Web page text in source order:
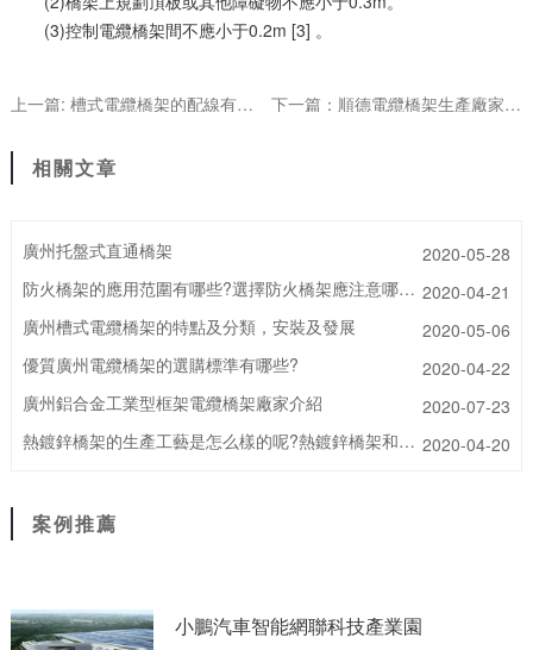
(3)控制電纜橋架間不應小于0.2m [3] 。
上一篇: 槽式電纜橋架的配線有什么要求?安裝過程中需要哪些防護呢? 下一篇：順德電纜橋架生產廠家抗震支架商需要滿足哪些要求呢?
相關文章
廣州托盤式直通橋架
2020-05-28
防火橋架的應用范圍有哪些?選擇防火橋架應注意哪些要求呢? 2020-04-21
廣州槽式電纜橋架的特點及分類，安裝及發展
2020-05-06
優質廣州電纜橋架的選購標準有哪些?
2020-04-22
廣州鋁合金工業型框架電纜橋架廠家介紹
2020-07-23
熱鍍鋅橋架的生產工藝是怎么樣的呢?熱鍍鋅橋架和冷鍍鋅橋架有哪些區別? 2020-04-20
案例推薦
小鵬汽車智能網聯科技產業園